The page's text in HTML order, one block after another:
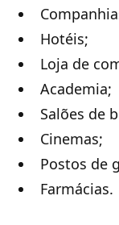
Hotéis;
Loja de
Academia;
Salões de
Cinemas;
Postos de
Farmácias.